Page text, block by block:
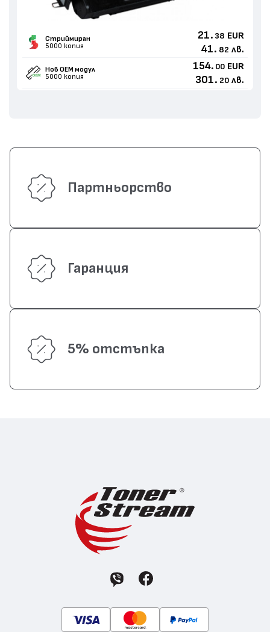
Стриймиран
5000 копия
21. 38 EUR
41. 82 лв.
Нов ОЕМ модул
5000 копия
154. 00 EUR
301. 20 лв.
Партньорство
Гаранция
5% отстъпка